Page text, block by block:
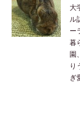
大
ル
ー
暮
園
り
ぎ